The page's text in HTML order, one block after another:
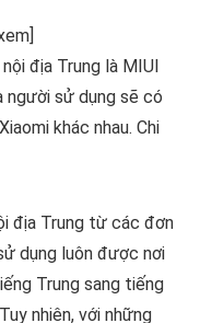
địa Trung là MIUI
người sử dụng sẽ có
khác nhau. Chi
địa Trung từ các đơn
dụng luôn được nơi
Trung sang tiếng
nhiên, với những